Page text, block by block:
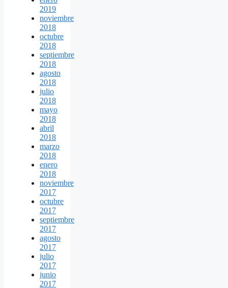
2019
noviembre
2018
octubre
2018
septiembre
2018
agosto
2018
julio
2018
mayo
2018
abril
2018
marzo
2018
enero
2018
noviembre
2017
octubre
2017
septiembre
2017
agosto
2017
julio
2017
junio
2017